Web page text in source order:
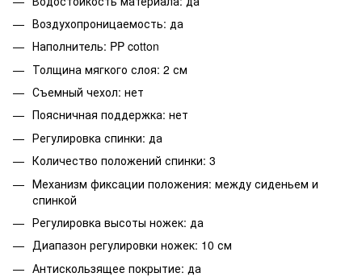
Воздухопроницаемость: да
Наполнитель: PP cotton
Толщина мягкого слоя: 2 см
Съемный чехол: нет
Поясничная поддержка: нет
Регулировка спинки: да
Количество положений спинки: 3
Механизм фиксации положения: между сиденьем и
спинкой
Регулировка высоты ножек: да
Диапазон регулировки ножек: 10 см
Антискользящее покрытие: да